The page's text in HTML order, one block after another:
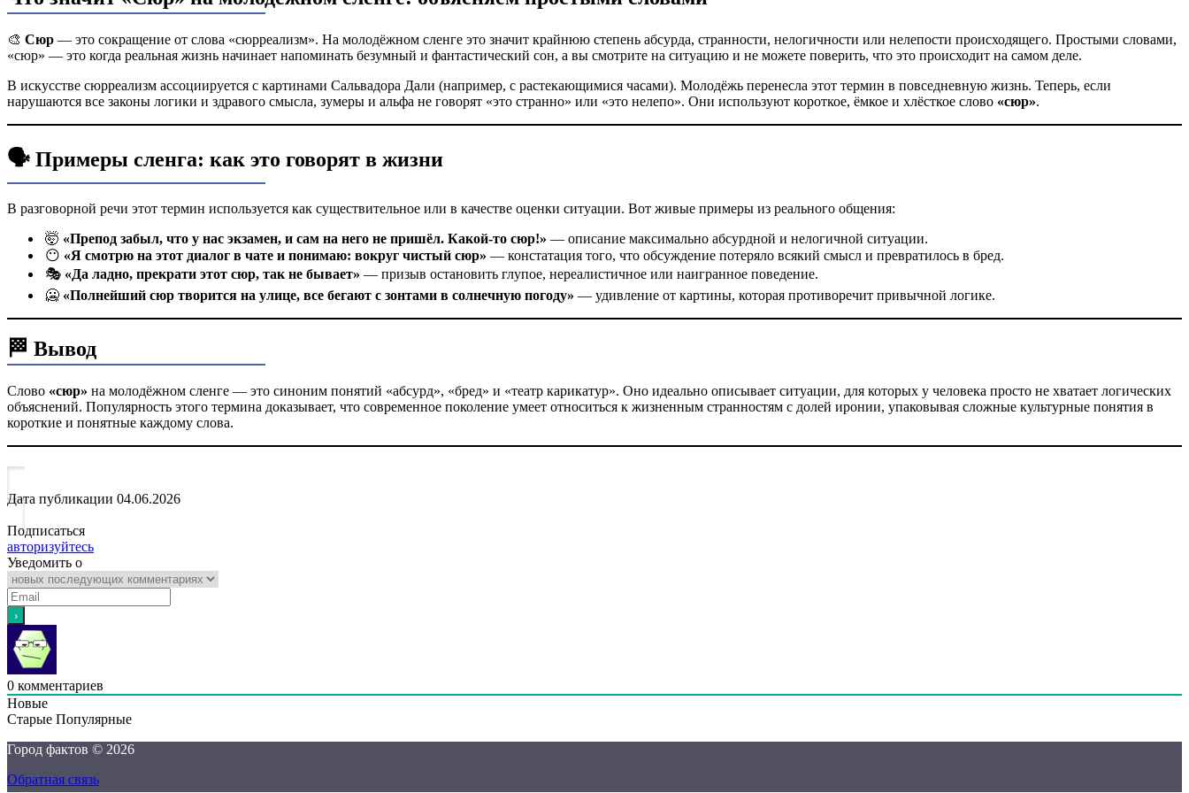
🎨 Сюр — это сокращение от слова «сюрреализм». На молодёжном сленге это значит крайнюю степень абсурда, странности, нелогичности или нелепости происходящего. Простыми словами,
«сюр» — это когда реальная жизнь начинает напоминать безумный и фантастический сон, а вы смотрите на ситуацию и не можете поверить, что это происходит на самом деле.
В искусстве сюрреализм ассоциируется с картинами Сальвадора Дали (например, с растекающимися часами). Молодёжь перенесла этот термин в повседневную жизнь. Теперь, если
нарушаются все законы логики и здравого смысла, зумеры и альфа не говорят «это странно» или «это нелепо». Они используют короткое, ёмкое и хлёсткое слово «сюр».
🗣️ Примеры сленга: как это говорят в жизни
В разговорной речи этот термин используется как существительное или в качестве оценки ситуации. Вот живые примеры из реального общения:
🤯 «Препод забыл, что у нас экзамен, и сам на него не пришёл. Какой-то сюр!» — описание максимально абсурдной и нелогичной ситуации.
😶 «Я смотрю на этот диалог в чате и понимаю: вокруг чистый сюр» — констатация того, что обсуждение потеряло всякий смысл и превратилось в бред.
🎭 «Да ладно, прекрати этот сюр, так не бывает» — призыв остановить глупое, нереалистичное или наигранное поведение.
🥶 «Полнейший сюр творится на улице, все бегают с зонтами в солнечную погоду» — удивление от картины, которая противоречит привычной логике.
🏁 Вывод
Слово «сюр» на молодёжном сленге — это синоним понятий «абсурд», «бред» и «театр карикатур». Оно идеально описывает ситуации, для которых у человека просто не хватает логических
объяснений. Популярность этого термина доказывает, что современное поколение умеет относиться к жизненным странностям с долей иронии, упаковывая сложные культурные понятия в
короткие и понятные каждому слова.
Дата публикации 04.06.2026
Подписаться
авторизуйтесь
Уведомить о
0 комментариев
Новые
Старые Популярные
Город фактов © 2026
Обратная связь